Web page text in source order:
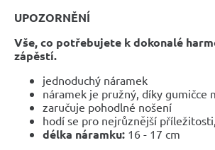
UPOZORNĚNÍ
Vše, co potřebujete k dokonalé
zápěstí.
jednoduchý náramek
náramek je pružný, díky gumičce
zaručuje pohodlné nošení
hodí se pro nejrůznější
délka náramku: 16 - 17 cm